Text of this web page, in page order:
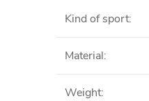
Kind of sport:
Material:
Weight: